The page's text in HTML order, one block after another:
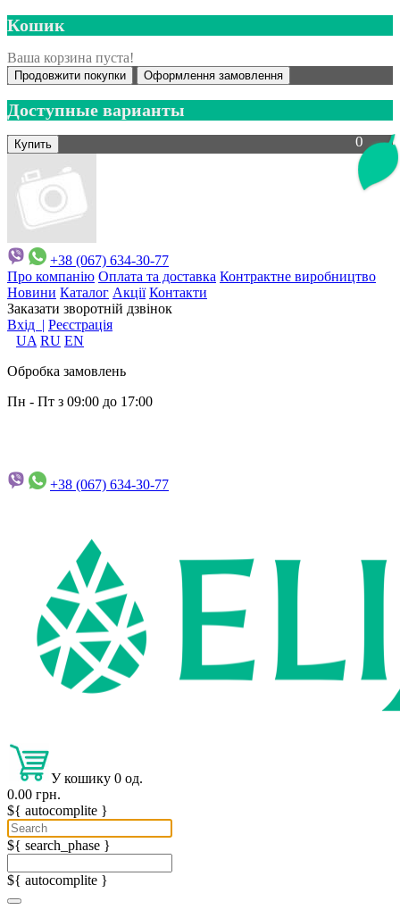
Кошик
Ваша корзина пуста!
Продовжити покупки Оформлення замовлення
0
Доступные варианты
+38 (067) 634-30-77
Про компанію Оплата та доставка Контрактне виробництво
Новини Каталог Акції Контакти
Заказати зворотній дзвінок
Вхід | Реєстрація
UA RU EN
Обробка замовлень
Пн - Пт з 09:00 до 17:00
+38 (067) 634-30-77
У кошику 0 од.
0.00 грн.
${ autocomplite }
${ search_phase }
${ autocomplite }